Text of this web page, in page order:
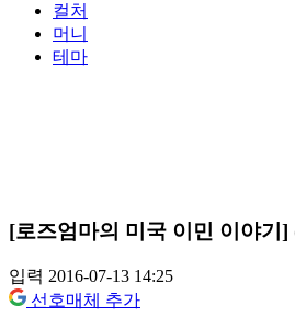
컬처
머니
테마
[로즈엄마의 미국 이민 이야기]
입력 2016-07-13 14:25
선호매체 추가